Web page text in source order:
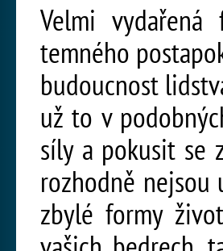
Velmi
temného
budoucnost
už to v
síly a pokusit se
rozhodně nejsou
zbylé formy